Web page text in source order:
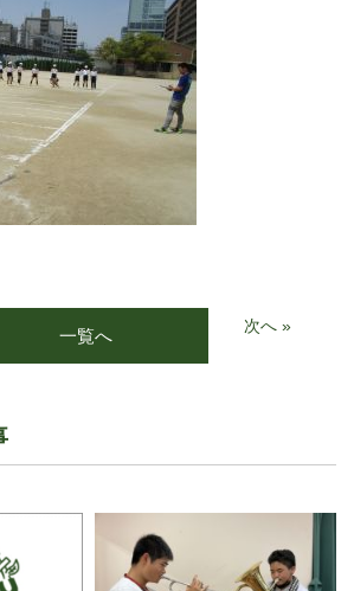
一覧へ 次へ »